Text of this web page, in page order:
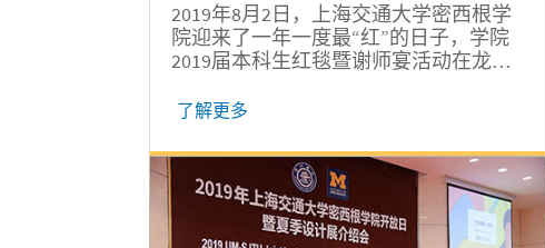
2019年8月2日，上海交通大学密西根学
院迎来了一年一度最“红”的日子，学院
2019届本科生红毯暨谢师宴活动在龙宾
了解更多